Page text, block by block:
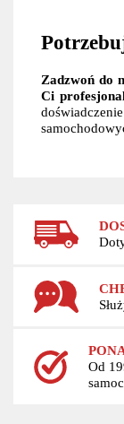
Zadzwoń do
Ci
Od